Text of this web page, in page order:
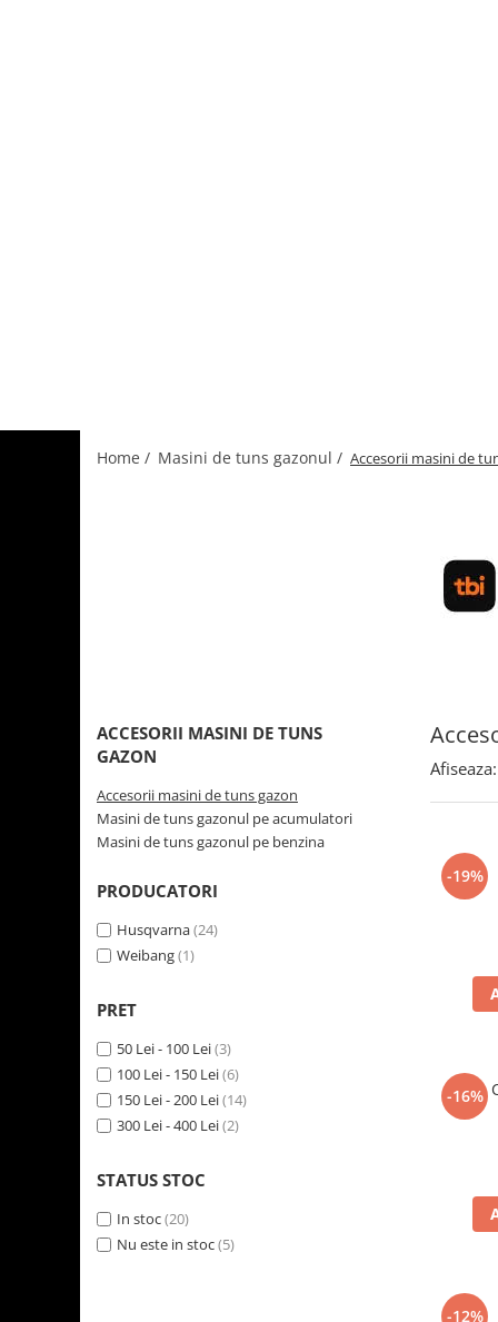
Home / Masini de tuns gazonul / Accesorii masini de
ACCESORII MASINI DE TUNS
GAZON
Accesorii masini de tuns gazon
Masini de tuns gazonul pe acumulatori
Masini de tuns gazonul pe benzina
PRODUCATORI
Husqvarna(24)
Weibang(1)
PRET
50 Lei - 100 Lei(3)
100 Lei - 150 Lei(6)
150 Lei - 200 Lei(14)
300 Lei - 400 Lei(2)
STATUS STOC
In stoc(20)
Nu este in stoc(5)
Afiseaza:
-19%
-16%
-12%